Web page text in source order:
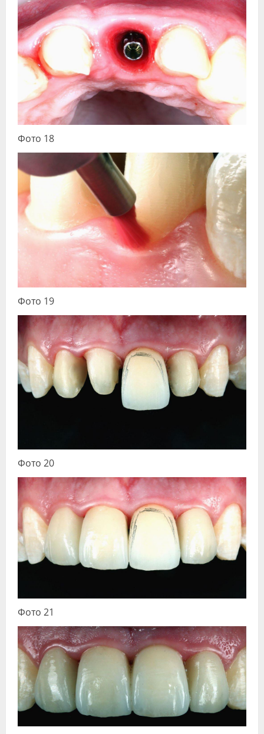
Фото 18
Фото 19
Фото 20
Фото 21